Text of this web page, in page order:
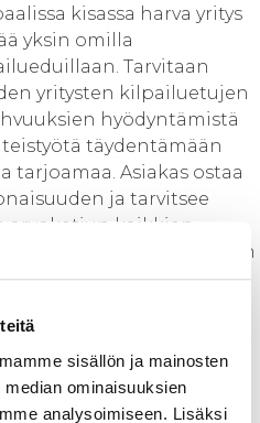
sisällön ja mainosten
ominaisuuksien
analysoimiseen. Lisäksi
kisassa harva yritys
yksin omilla
Tarvitaan
yritysten kilpailuetujen
hyödyntämistä
täydentämään
tarjoamaa. Asiakas ostaa
ja tarvitsee
arvoketjun kaikkien
palvelut. Kilpailu on
verkostojen väliseksi ja
harvaan
alueen haasteena on
pienuus ja